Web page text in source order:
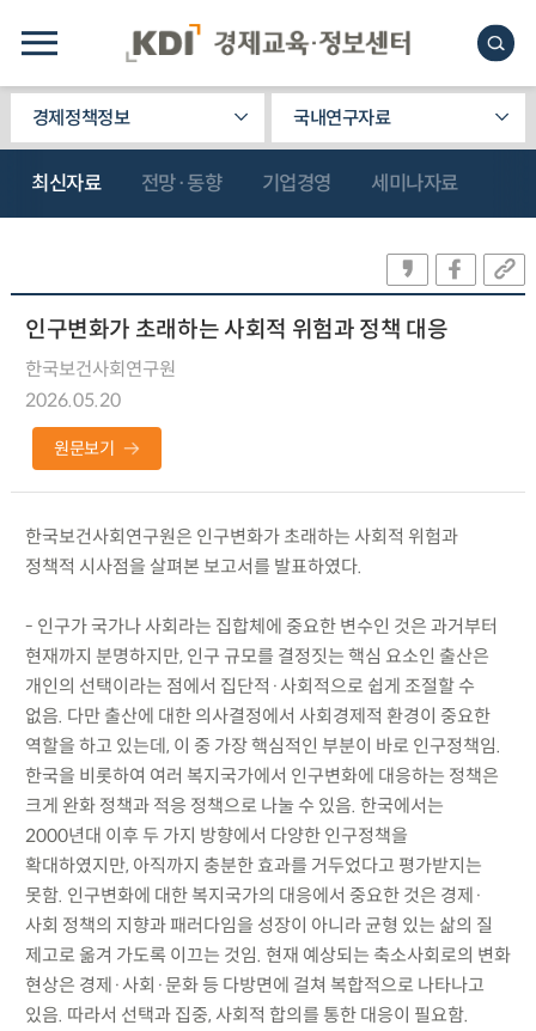
경제정책정보 국내연구자료
최신자료 전망·동향 기업경영 세미나자료
인구변화가 초래하는 사회적 위험과 정책 대응
한국보건사회연구원
2026.05.20
원문보기
한국보건사회연구원은 인구변화가 초래하는 사회적 위험과
정책적 시사점을 살펴본 보고서를 발표하였다.
- 인구가 국가나 사회라는 집합체에 중요한 변수인 것은 과거부터
현재까지 분명하지만, 인구 규모를 결정짓는 핵심 요소인 출산은
개인의 선택이라는 점에서 집단적·사회적으로 쉽게 조절할 수
없음. 다만 출산에 대한 의사결정에서 사회경제적 환경이 중요한
역할을 하고 있는데, 이 중 가장 핵심적인 부분이 바로 인구정책임.
한국을 비롯하여 여러 복지국가에서 인구변화에 대응하는 정책은
크게 완화 정책과 적응 정책으로 나눌 수 있음. 한국에서는
2000년대 이후 두 가지 방향에서 다양한 인구정책을
확대하였지만, 아직까지 충분한 효과를 거두었다고 평가받지는
못함. 인구변화에 대한 복지국가의 대응에서 중요한 것은 경제·
사회 정책의 지향과 패러다임을 성장이 아니라 균형 있는 삶의 질
제고로 옮겨 가도록 이끄는 것임. 현재 예상되는 축소사회로의 변화
현상은 경제·사회·문화 등 다방면에 걸쳐 복합적으로 나타나고
있음. 따라서 선택과 집중, 사회적 합의를 통한 대응이 필요함.